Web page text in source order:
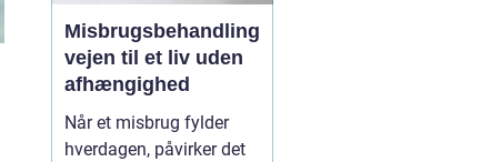
Misbrugsbehandling
vejen til et liv uden
afhængighed
Når et misbrug fylder
hverdagen, påvirker det